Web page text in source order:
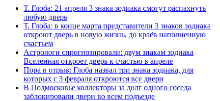
Т. Глоба: 21 апреля 3 знака зодиака смогут распахнуть
любую дверь
Т. Глоба: в конце марта представители 3 знаков зодиака
откроют дверь в новую жизнь, до краёв наполненную
счастьем
Астрологи спрогнозировали: двум знакам зодиака
Вселенная откроет дверь к счастью в апреле
Пора в отрыв: Глоба назвал три знака зодиака, для
которых с 3 февраля откроются все двери
В Подмосковье коллекторы за долг одного соседа
заблокировали двери во всем подъезде